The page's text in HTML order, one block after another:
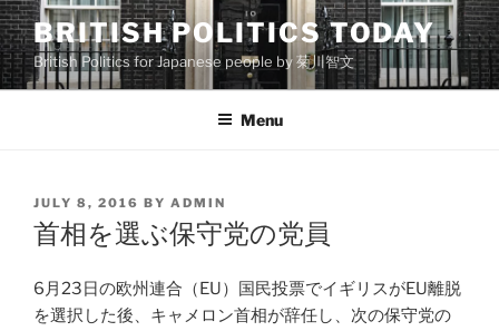
Skip
to
content
BRITISH POLITICS TODAY
British Politics for Japanese people by 菊川智文
Menu
POSTED
ON
JULY 8, 2016 BY ADMIN
首相を選ぶ保守党の党員
6月23日の欧州連合（EU）国民投票でイギリスがEU離脱
を選択した後、キャメロン首相が辞任し、次の保守党の